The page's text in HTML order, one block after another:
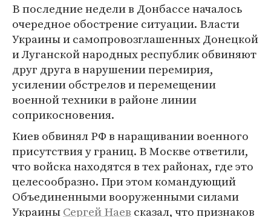
В последние недели в Донбассе началось
очередное обострение ситуации. Власти
Украины и самопровозглашенных Донецкой
и Луганской народных республик обвиняют
друг друга в нарушении перемирия,
усилении обстрелов и перемещении
военной техники в районе линии
соприкосновения.
Киев обвинял РФ в наращивании военного
присутствия у границ. В Москве ответили,
что войска находятся в тех районах, где это
целесообразно. При этом командующий
Объединенными вооруженными силами
УкраиныСергей Наев сказал, что признаков